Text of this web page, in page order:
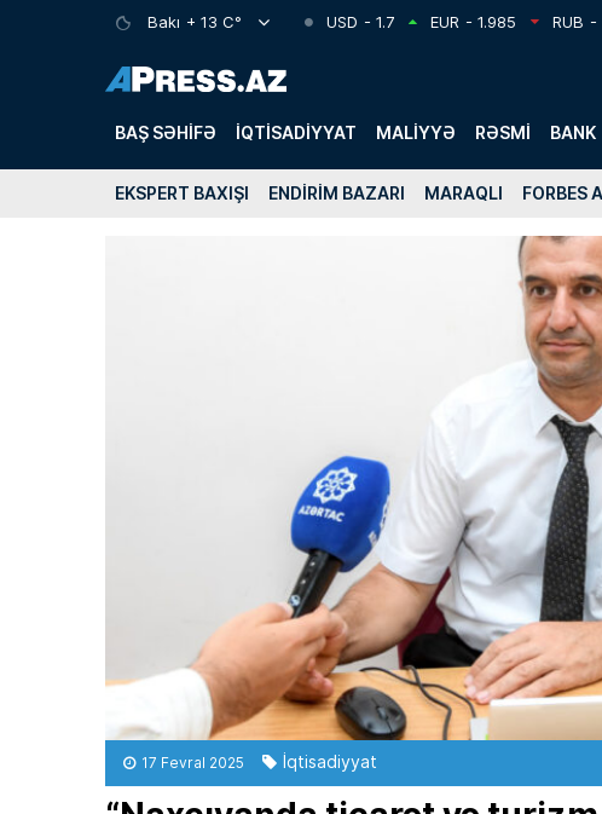
Bakı + 13 C° USD - 1.7 EUR - 1.985 RUB -
BAŞ SƏHIFƏ İQTISADIYYAT MALIYYƏ RƏSMI BANK
EKSPERT BAXIŞI ENDIRIM BAZARI MARAQLI FORBES
17 Fevral 2025 İqtisadiyyat